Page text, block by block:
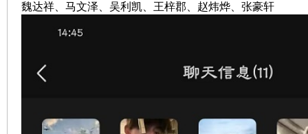
魏达祥、马文泽、吴利凯、王梓郡、赵炜烨、张豪轩